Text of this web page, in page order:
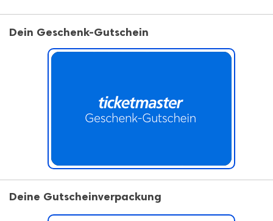
Dein Geschenk-Gutschein
Deine Gutscheinverpackung